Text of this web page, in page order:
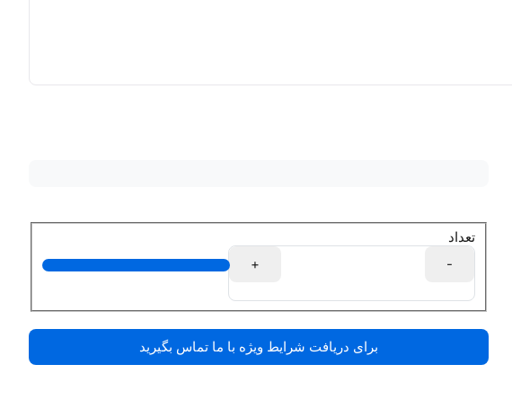
تعداد
-
+
برای دریافت شرایط ویژه با ما تماس بگیرید